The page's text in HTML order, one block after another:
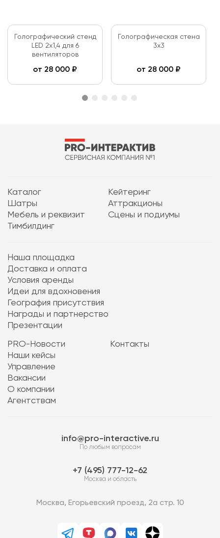
Голографический стенд
LED 2х1,4 для 6
вентиляторов
от 28 000 ₽
Голографическая стена
3х3
от 28 000 ₽
Каталог
Кейтеринг
Шатры
Аттракционы
Мебель и реквизит
Сцены и подиумы
Тимбилдинг
Наша площадка
Доставка и оплата
Условия аренды
Идеи для вдохновения
География присутствия
Награды и партнерство
Презентации
PRO-Новости
Наши кейсы
Управление
Вакансии
О компании
Агентствам
Контакты
info@pro-interactive.ru
По любым вопросам
7 (495) 777-12-62
Москва и область
Москва, Егорьевский проезд, 2а стр. 10